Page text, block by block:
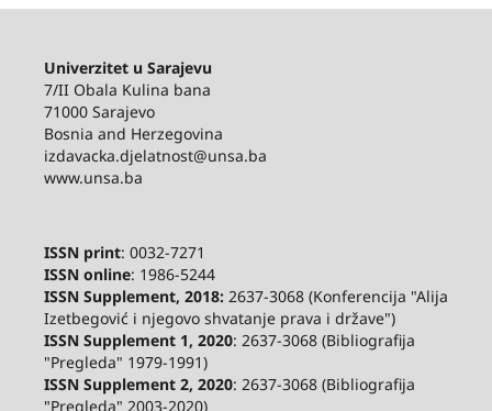
Univerzitet u Sarajevu
7/II Obala Kulina bana
71000 Sarajevo
Bosnia and Herzegovina
izdavacka.djelatnost@unsa.ba
www.unsa.ba
ISSN print: 0032-7271
ISSN online: 1986-5244
ISSN Supplement, 2018:2637-3068 (Konferencija "Alija
Izetbegović i njegovo shvatanje prava i države")
ISSN Supplement 1, 2020: 2637-3068 (Bibliografija
"Pregleda" 1979-1991)
ISSN Supplement 2, 2020: 2637-3068 (Bibliografija
"Pregleda" 2003-2020)